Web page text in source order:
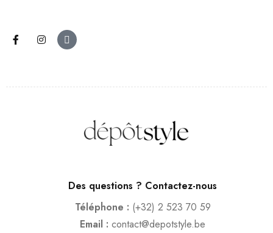
Des questions ? Contactez-nous
Téléphone : (+32) 2 523 70 59
Email : contact@depotstyle.be